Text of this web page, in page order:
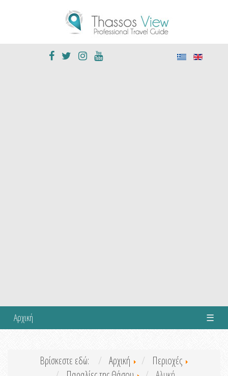
Αρχική ☰
Βρίσκεστε εδώ: Αρχική
Περιοχές